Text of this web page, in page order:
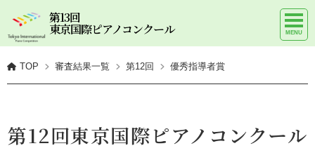
第13回
東京国際ピアノコンクール
TOP 審査結果一覧 第12回 優秀指導者賞
第12回東京国際ピアノコンクール